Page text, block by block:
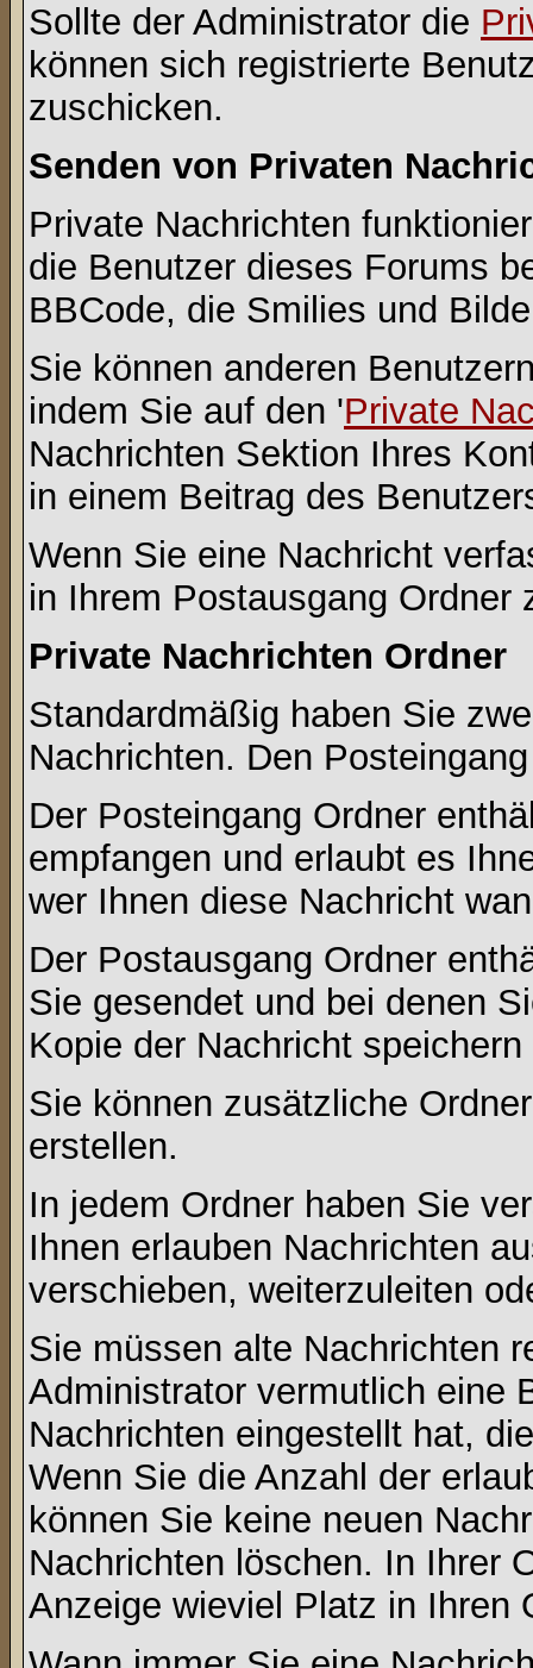
Sollte der Administrator die
können sich registrierte
zuschicken.
Senden von Privaten
Private Nachrichten
die Benutzer dieses Forums
BBCode, die Smilies und
Sie können anderen
indem Sie auf den 'Private
Nachrichten Sektion Ihres
in einem Beitrag des
Wenn Sie eine Nachricht
in Ihrem Postausgang Ordner
Private Nachrichten Ordner
Standardmäßig haben Sie
Nachrichten. Den
Der Posteingang Ordner
empfangen und erlaubt es
wer Ihnen diese Nachricht
Der Postausgang Ordner
Sie gesendet und bei denen
Kopie der Nachricht
Sie können zusätzliche
erstellen.
In jedem Ordner haben Sie
Ihnen erlauben Nachrichten
verschieben, weiterzuleiten
Sie müssen alte Nachrichten
Administrator vermutlich eine
Nachrichten eingestellt hat,
Wenn Sie die Anzahl der
können Sie keine neuen
Nachrichten löschen. In Ihrer
Anzeige wieviel Platz in Ihren